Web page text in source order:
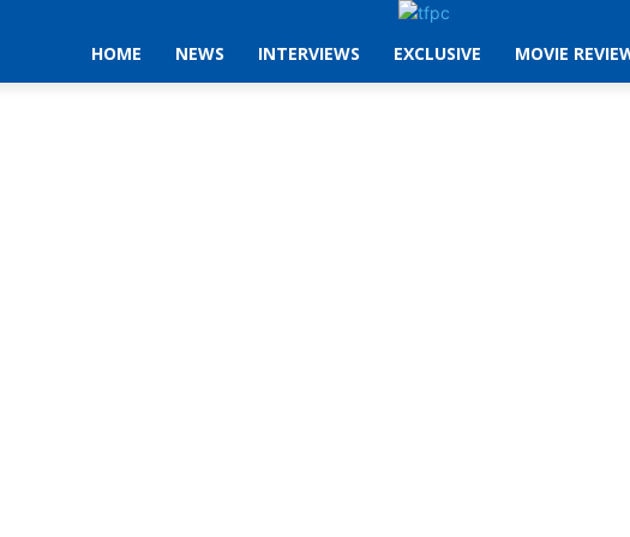
HOME NEWS INTERVIEWS EXCLUSIVE MOVIE